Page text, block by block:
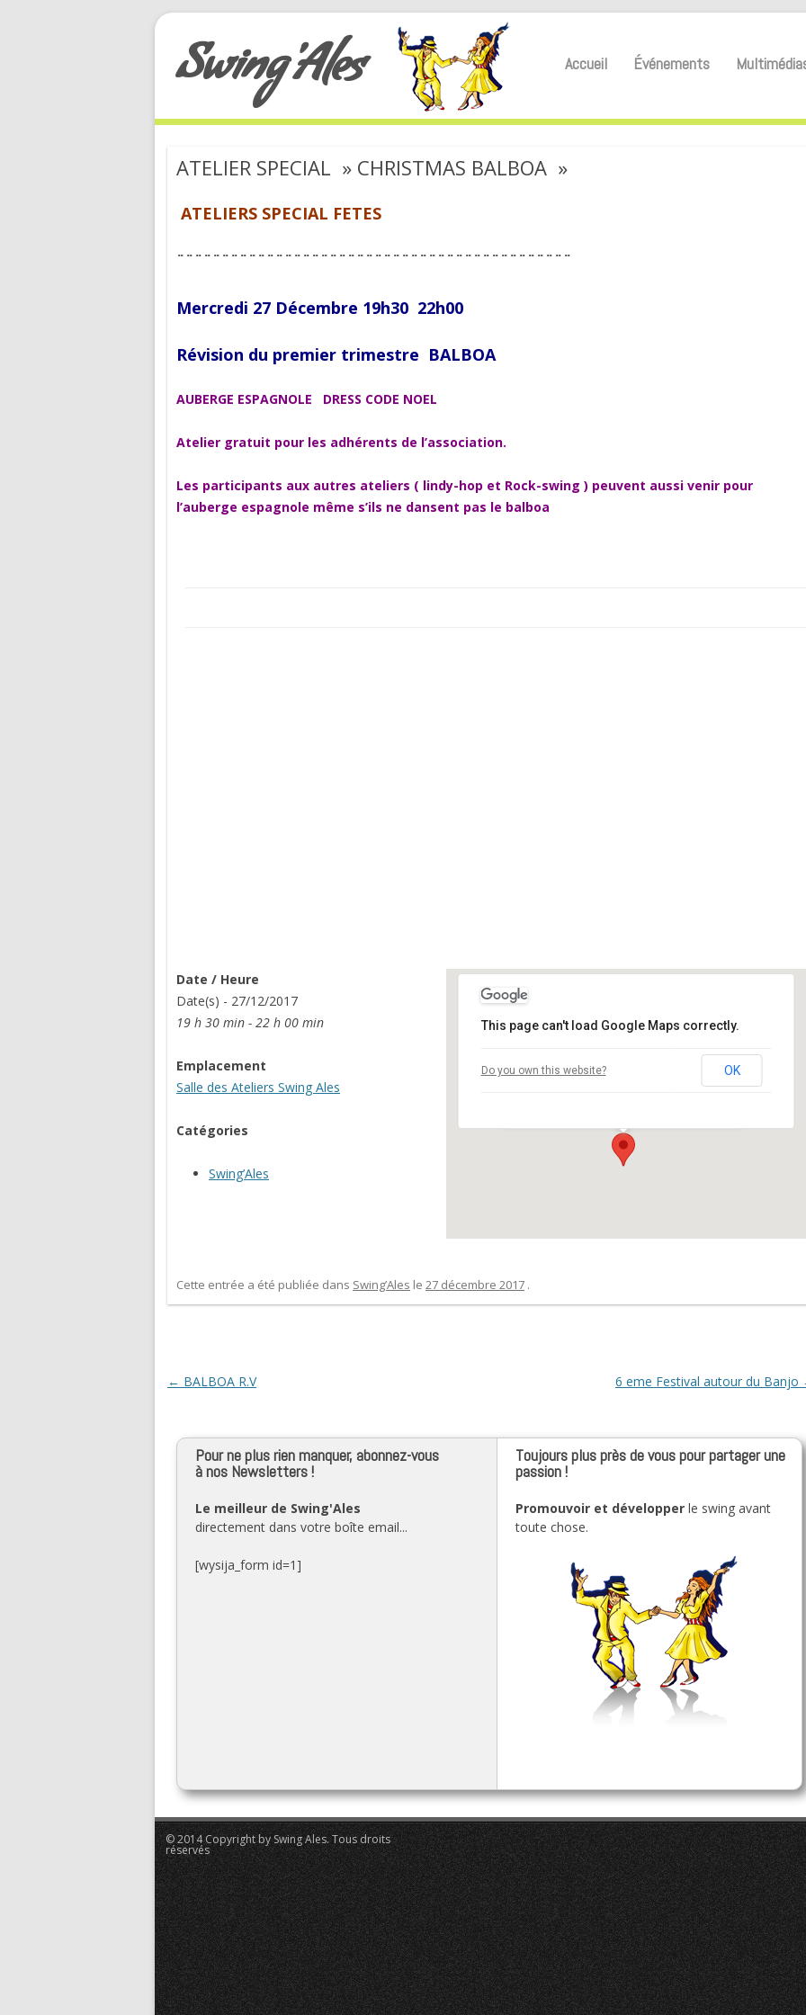
Swing'Ales Accueil Événements
ATELIER SPECIAL » CHRISTMAS BALBOA »
ATELIERS SPECIAL FETES
¨¨¨¨¨¨¨¨¨¨¨¨¨¨¨¨¨¨¨¨¨¨¨¨¨¨¨¨¨¨¨¨¨¨¨¨¨¨¨¨¨¨¨¨
Mercredi 27 Décembre 19h30 22h00
Révision du premier trimestre BALBOA
AUBERGE ESPAGNOLE DRESS CODE NOEL
Atelier gratuit pour les adhérents de l’association.
Les participants aux autres ateliers ( lindy-hop et Rock-swing ) peuvent aussi venir pour
l’auberge espagnole même s’ils ne dansent pas le balboa
Salle des Ateliers Swing Ales
rue du professeur Constantin Vago - St
This page can't load Google Maps correctly.
Do you own this website? OK
Date / Heure
Date(s) - 27/12/2017
19 h 30 min - 22 h 00 min
Emplacement
Salle des Ateliers Swing Ales
Catégories
Swing’Ales
Cette entrée a été publiée dans Swing’Ales le 27 décembre 2017 .
Navigation des articles
← BALBOA R.V 6 eme Festival autour du Banjo
Pour ne plus rien manquer, abonnez-vous
à nos Newsletters !
Le meilleur de Swing'Ales
directement dans votre boîte email...
[wysija_form id=1]
Toujours plus près de vous pour partager une
passion !
Promouvoir et développer le swing avant
toute chose.
© 2014 Copyright by Swing Ales. Tous droits
réservés